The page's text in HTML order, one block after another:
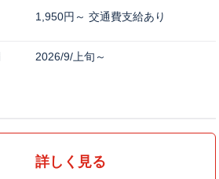
1,950円～ 交通費支給あり
2026/9/上旬～
詳しく見る